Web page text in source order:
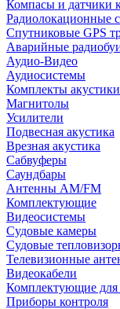
Компасы и датчики
Радиолокационные
Спутниковые GPS
Аварийные
Аудио-Видео
Аудиосистемы
Комплекты акустики
Магнитолы
Усилители
Подвесная акустика
Врезная акустика
Сабвуферы
Саундбары
Антенны AM/FM
Комплектующие
Видеосистемы
Судовые камеры
Cудовые
Телевизионные
Видеокабели
Комплектующие для
Приборы контроля